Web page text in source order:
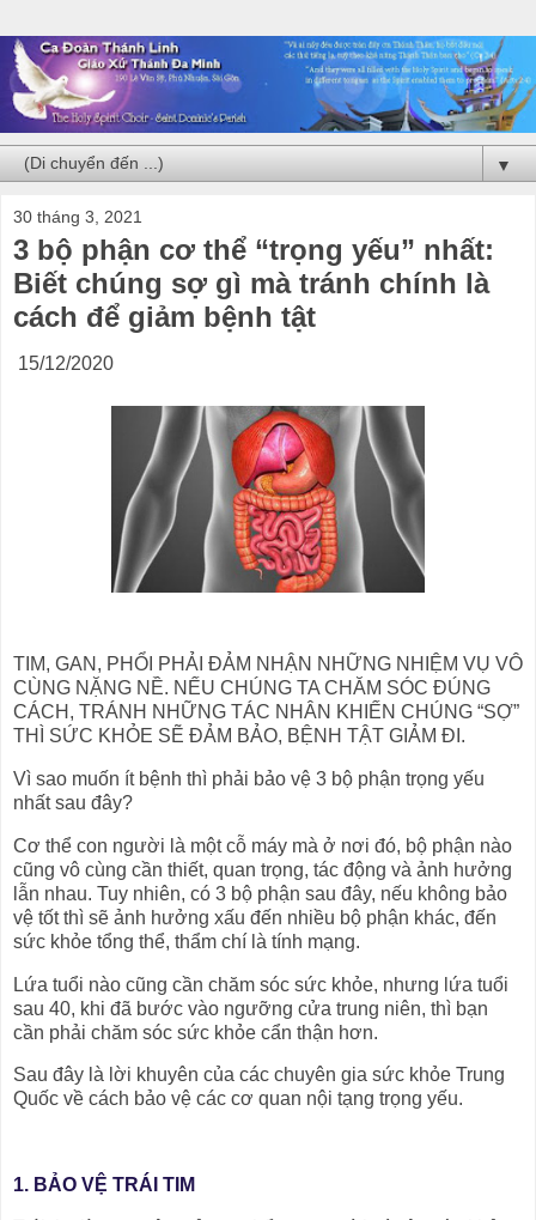
▼
30 tháng 3, 2021
3 bộ phận cơ thể “trọng yếu” nhất:
Biết chúng sợ gì mà tránh chính là
cách để giảm bệnh tật
15/12/2020
TIM, GAN, PHỔI PHẢI ĐẢM NHẬN NHỮNG NHIỆM VỤ VÔ
CÙNG NẶNG NỀ. NẾU CHÚNG TA CHĂM SÓC ĐÚNG
CÁCH, TRÁNH NHỮNG TÁC NHÂN KHIẾN CHÚNG “SỢ”
THÌ SỨC KHỎE SẼ ĐẢM BẢO, BỆNH TẬT GIẢM ĐI.
Vì sao muốn ít bệnh thì phải bảo vệ 3 bộ phận trọng yếu
nhất sau đây?
Cơ thể con người là một cỗ máy mà ở nơi đó, bộ phận nào
cũng vô cùng cần thiết, quan trọng, tác động và ảnh hưởng
lẫn nhau. Tuy nhiên, có 3 bộ phận sau đây, nếu không bảo
vệ tốt thì sẽ ảnh hưởng xấu đến nhiều bộ phận khác, đến
sức khỏe tổng thể, thẩm chí là tính mạng.
Lứa tuổi nào cũng cần chăm sóc sức khỏe, nhưng lứa tuổi
sau 40, khi đã bước vào ngưỡng cửa trung niên, thì bạn
cần phải chăm sóc sức khỏe cẩn thận hơn.
Sau đây là lời khuyên của các chuyên gia sức khỏe Trung
Quốc về cách bảo vệ các cơ quan nội tạng trọng yếu.
1. BẢO VỆ TRÁI TIM